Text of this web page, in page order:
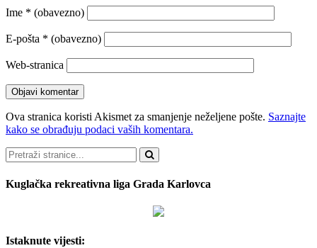
Ime * (obavezno)
E-pošta * (obavezno)
Web-stranica
Ova stranica koristi Akismet za smanjenje neželjene pošte. Saznajte
kako se obrađuju podaci vaših komentara.
Pretraži
Kuglačka rekreativna liga Grada Karlovca
Istaknute vijesti: